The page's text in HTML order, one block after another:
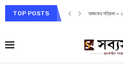
TOP POSTS আজকের পত্রিকা –